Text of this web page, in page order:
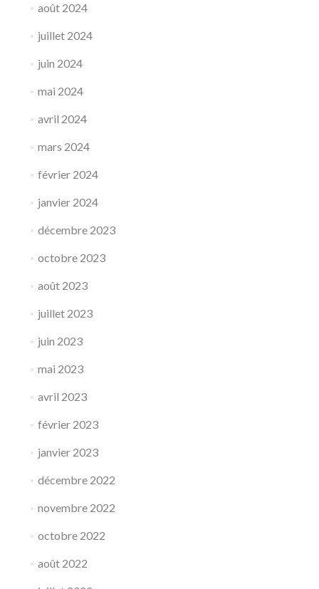
août 2024
juillet 2024
juin 2024
mai 2024
avril 2024
mars 2024
février 2024
janvier 2024
décembre 2023
octobre 2023
août 2023
juillet 2023
juin 2023
mai 2023
avril 2023
février 2023
janvier 2023
décembre 2022
novembre 2022
octobre 2022
août 2022